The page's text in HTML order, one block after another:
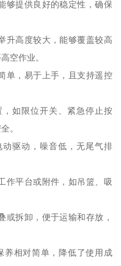
够提供良好的稳定性，确保
升高度较大，能够覆盖较高
空作业。
单，易于上手，且支持遥控
如限位开关、紧急停止按
。
驱动，噪音低，无尾气排
作平台或附件，如吊篮、吸
或拆卸，便于运输和存放，
养相对简单，降低了使用成